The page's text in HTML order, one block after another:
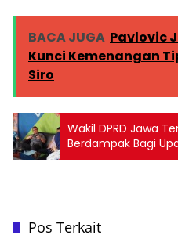
BACA JUGA Pavlovic
Kunci Kemenangan
Siro
Wakil DPRD Jawa
Berdampak Bagi
Kemiskinan
Pos Terkait